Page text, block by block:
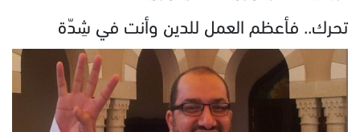
تحرك.. فأعظم العمل للدين وأنت في شِدّة